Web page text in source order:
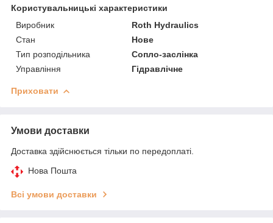
Користувальницькі характеристики
Виробник
Roth Hydraulics
Стан
Нове
Тип розподільника
Сопло-заслінка
Управління
Гідравлічне
Приховати
Умови доставки
Доставка здійснюється тільки по передоплаті.
Нова Пошта
Всі умови доставки